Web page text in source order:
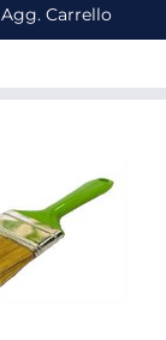
Agg. Carrello